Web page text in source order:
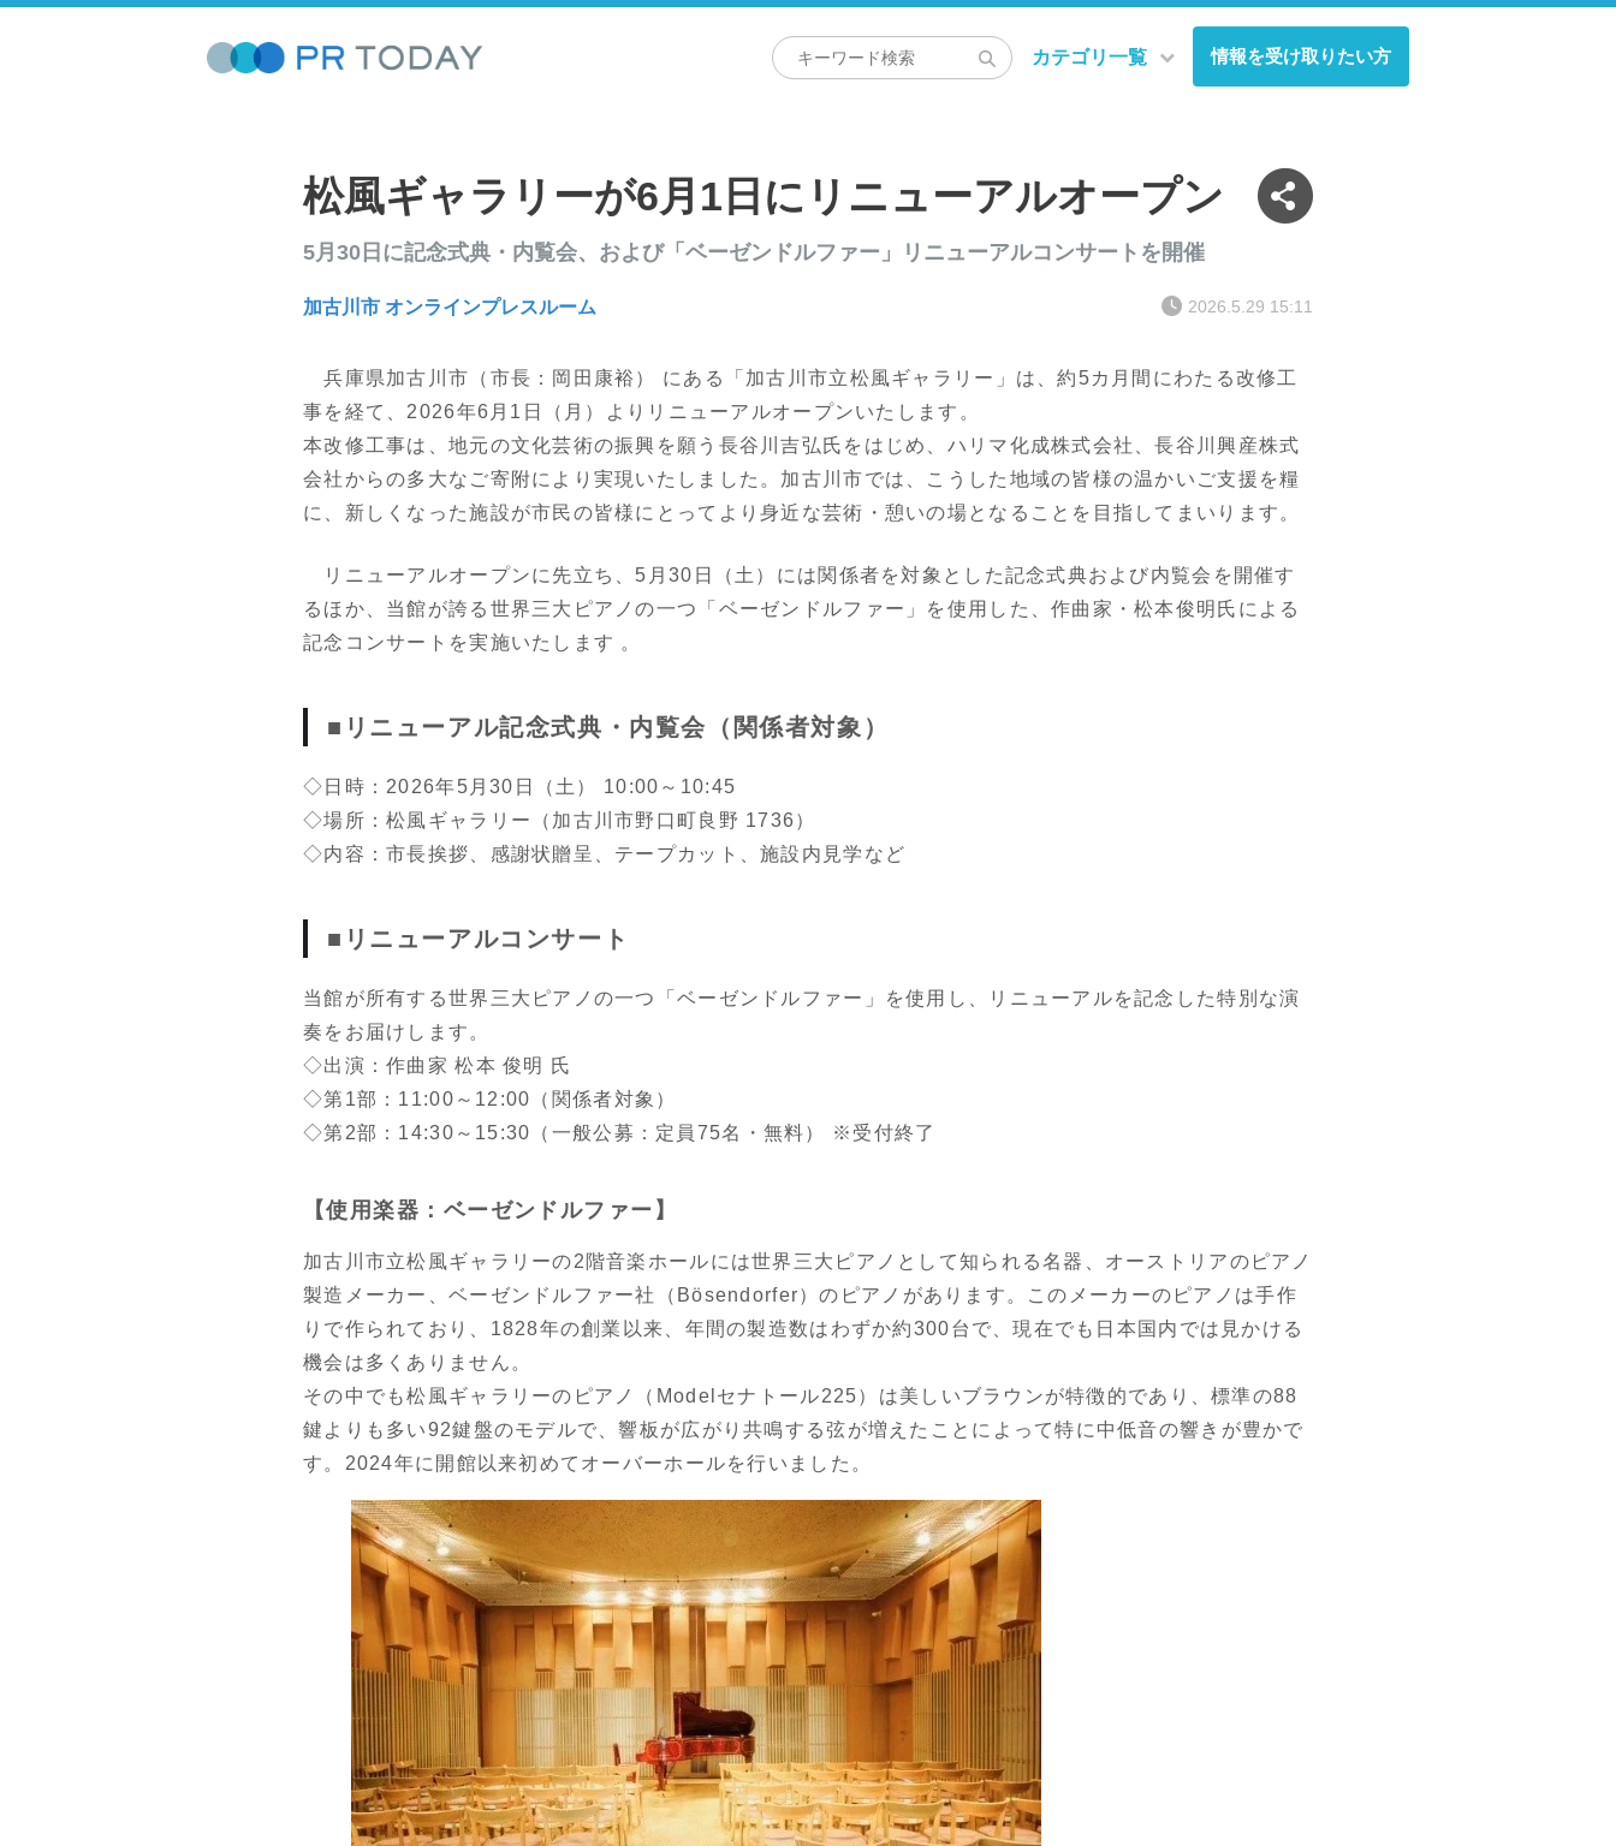
カテゴリ一覧 情報を受け取りたい方
松風ギャラリーが6月1日にリニューアルオープン
5月30日に記念式典・内覧会、および「ベーゼンドルファー」リニューアルコンサートを開催
加古川市 オンラインプレスルーム 2026.5.29 15:11
兵庫県加古川市（市長：岡田康裕） にある「加古川市立松風ギャラリー」は、約5カ月間にわたる改修工
事を経て、2026年6月1日（月）よりリニューアルオープンいたします。
本改修工事は、地元の文化芸術の振興を願う長谷川吉弘氏をはじめ、ハリマ化成株式会社、長谷川興産株式
会社からの多大なご寄附により実現いたしました。加古川市では、こうした地域の皆様の温かいご支援を糧
に、新しくなった施設が市民の皆様にとってより身近な芸術・憩いの場となることを目指してまいります。
リニューアルオープンに先立ち、5月30日（土）には関係者を対象とした記念式典および内覧会を開催す
るほか、当館が誇る世界三大ピアノの一つ「ベーゼンドルファー」を使用した、作曲家・松本俊明氏による
記念コンサートを実施いたします 。
■リニューアル記念式典・内覧会（関係者対象）
◇日時：2026年5月30日（土） 10:00～10:45
◇場所：松風ギャラリー（加古川市野口町良野 1736）
◇内容：市長挨拶、感謝状贈呈、テープカット、施設内見学など
■リニューアルコンサート
当館が所有する世界三大ピアノの一つ「ベーゼンドルファー」を使用し、リニューアルを記念した特別な演
奏をお届けします。
◇出演：作曲家 松本 俊明 氏
◇第1部：11:00～12:00（関係者対象）
◇第2部：14:30～15:30（一般公募：定員75名・無料） ※受付終了
【使用楽器：ベーゼンドルファー】
加古川市立松風ギャラリーの2階音楽ホールには世界三大ピアノとして知られる名器、オーストリアのピアノ
製造メーカー、ベーゼンドルファー社（Bösendorfer）のピアノがあります。このメーカーのピアノは手作
りで作られており、1828年の創業以来、年間の製造数はわずか約300台で、現在でも日本国内では見かける
機会は多くありません。
その中でも松風ギャラリーのピアノ（Modelセナトール225）は美しいブラウンが特徴的であり、標準の88
鍵よりも多い92鍵盤のモデルで、響板が広がり共鳴する弦が増えたことによって特に中低音の響きが豊かで
す。2024年に開館以来初めてオーバーホールを行いました。